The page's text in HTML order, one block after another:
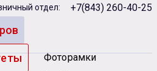
отдел: +7(843) 260-40-25
Фоторамки